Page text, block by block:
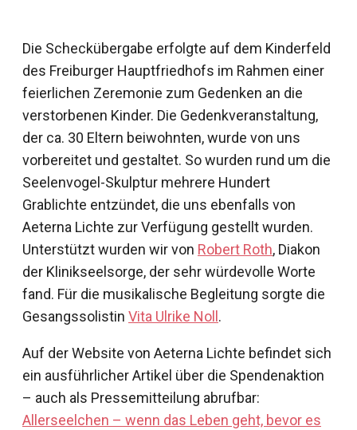
Die Scheckübergabe erfolgte auf dem Kinderfeld
des Freiburger Hauptfriedhofs im Rahmen einer
feierlichen Zeremonie zum Gedenken an die
verstorbenen Kinder. Die Gedenkveranstaltung,
der ca. 30 Eltern beiwohnten, wurde von uns
vorbereitet und gestaltet. So wurden rund um die
Seelenvogel-Skulptur mehrere Hundert
Grablichte entzündet, die uns ebenfalls von
Aeterna Lichte zur Verfügung gestellt wurden.
Unterstützt wurden wir von Robert Roth, Diakon
der Klinikseelsorge, der sehr würdevolle Worte
fand. Für die musikalische Begleitung sorgte die
Gesangssolistin Vita Ulrike Noll .
Auf der Website von Aeterna Lichte befindet sich
ein ausführlicher Artikel über die Spendenaktion
– auch als Pressemitteilung abrufbar:
Allerseelchen – wenn das Leben geht, bevor es